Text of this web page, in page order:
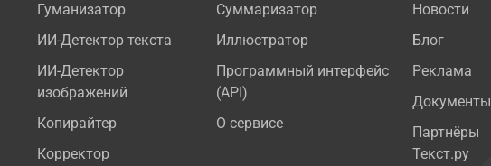
Гуманизатор
ИИ-Детектор текста
ИИ-Детектор
изображений
Копирайтер
Корректор
Суммаризатор
Иллюстратор
Программный интерфейс
(API)
О сервисе
Новости
Блог
Реклама
Документы
Партнёры
Текст.ру